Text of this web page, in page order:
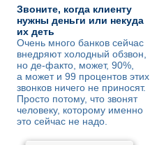
Звоните, когда клиенту
нужны деньги или некуда
их деть
Очень много банков сейчас
внедряют холодный обзвон,
но де-факто, может, 90%,
а может и 99 процентов этих
звонков ничего не приносят.
Просто потому, что звонят
человеку, которому именно
это сейчас не надо.